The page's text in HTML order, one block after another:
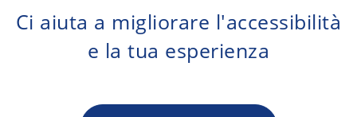
Ci aiuta a migliorare l'accessibilità
e la tua esperienza